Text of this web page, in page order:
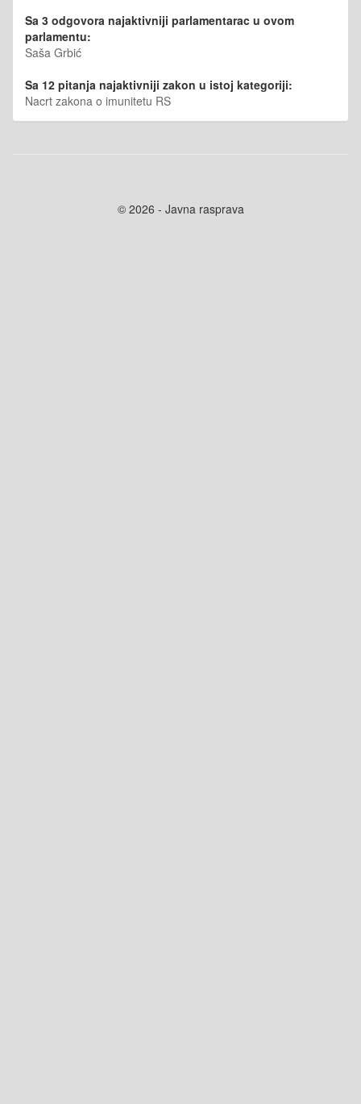
Sa 3 odgovora najaktivniji parlamentarac u ovom
parlamentu:
Saša Grbić
Sa 12 pitanja najaktivniji zakon u istoj kategoriji:
Nacrt zakona o imunitetu RS
© 2026 - Javna rasprava